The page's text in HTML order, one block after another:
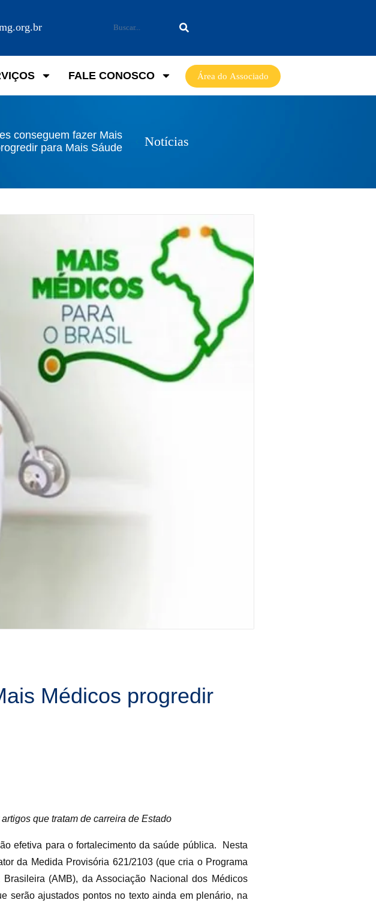
FALE CONOSCO Área do Associado
conseguem fazer Mais
para Mais Sáude
Notícias
Médicos progredir
que tratam de carreira de Estado
efetiva para o fortalecimento da saúde pública. Nesta
da Medida Provisória 621/2103 (que cria o Programa
(AMB), da Associação Nacional dos Médicos
serão ajustados pontos no texto ainda em plenário, na